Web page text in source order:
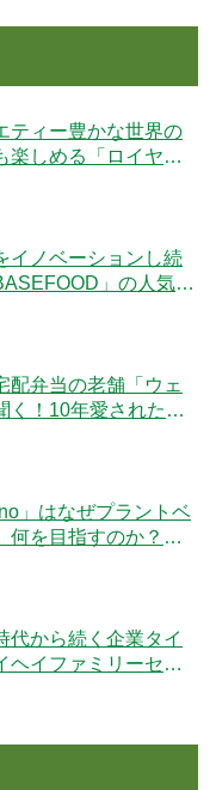
ティー豊かな世界の
楽しめる「ロイヤル
イノベーションし続
」の人気の
配弁当の老舗「ウェ
く！10年愛された秘
」はなぜプラントベ
何を目指すのか？創
代から続く企業タイ
ヘイファミリーセッ